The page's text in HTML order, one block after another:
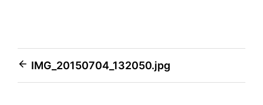
Navegación
de
IMG_20150704_132050.jpg